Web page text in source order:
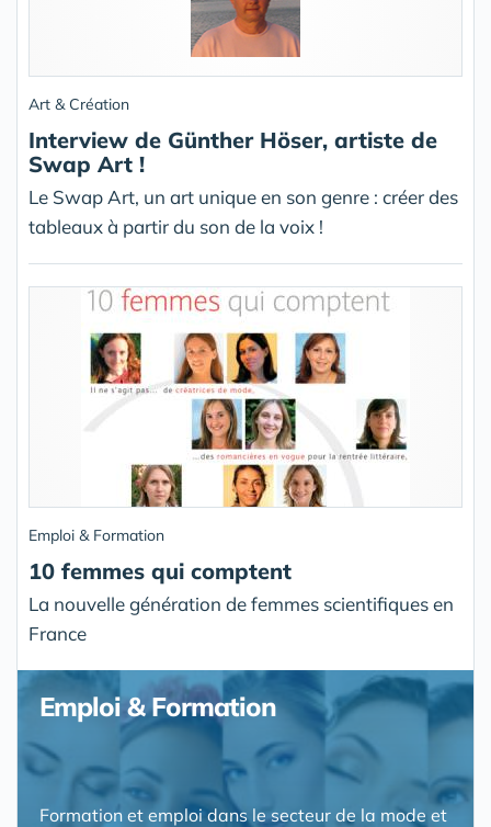
Art & Création
Interview de Günther Höser, artiste de
Swap Art !
Le Swap Art, un art unique en son genre : créer des
tableaux à partir du son de la voix !
Emploi & Formation
10 femmes qui comptent
La nouvelle génération de femmes scientifiques en
France
Emploi & Formation
Formation et emploi dans le secteur de la mode et